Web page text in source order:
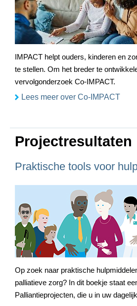
IMPACT helpt ouders, kinderen en
te stellen. Om het breder te
vervolgonderzoek Co-IMPACT.
Lees meer over Co-IMPACT
Projectresultaten
Praktische tools voor
Op zoek naar praktische
palliatieve zorg? In dit boekje staat
Palliantieprojecten, die u in uw